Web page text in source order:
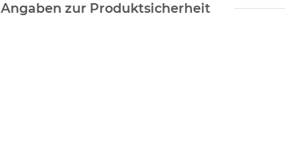
Angaben zur Produktsicherheit